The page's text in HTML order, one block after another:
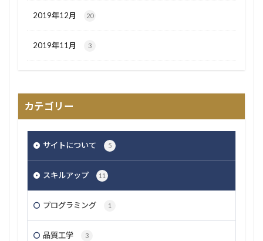
2019年12月 20
2019年11月 3
カテゴリー
サイトについて 5
スキルアップ 11
プログラミング 1
品質工学 3